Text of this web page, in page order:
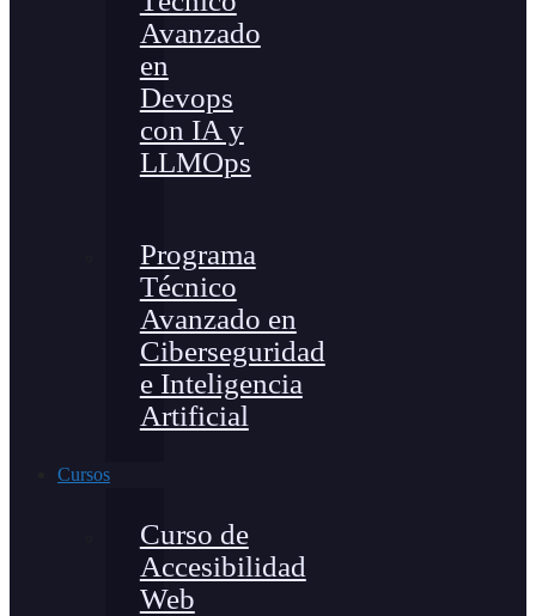
Avanzado
en
Devops
con IA y
LLMOps
Programa
Técnico
Avanzado en
Ciberseguridad
e Inteligencia
Artificial
Cursos
Curso de
Accesibilidad
Web